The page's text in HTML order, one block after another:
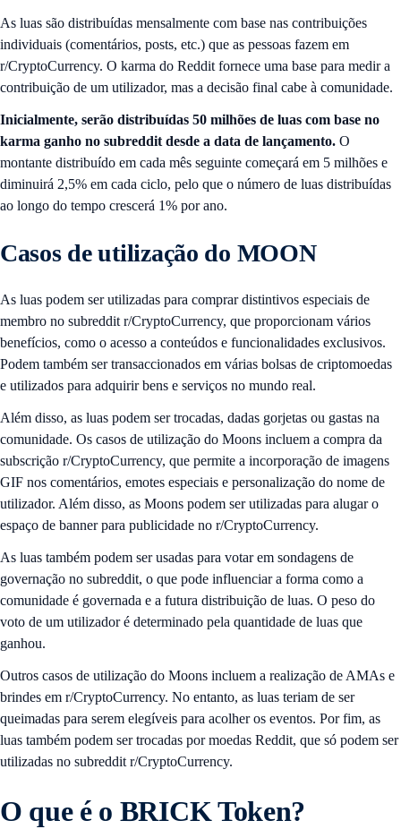
As luas são distribuídas mensalmente com base nas contribuições
individuais (comentários, posts, etc.) que as pessoas fazem em
r/CryptoCurrency. O karma do Reddit fornece uma base para medir a
contribuição de um utilizador, mas a decisão final cabe à comunidade.
Inicialmente, serão distribuídas 50 milhões de luas com base no
karma ganho no subreddit desde a data de lançamento. O
montante distribuído em cada mês seguinte começará em 5 milhões e
diminuirá 2,5% em cada ciclo, pelo que o número de luas distribuídas
ao longo do tempo crescerá 1% por ano.
Casos de utilização do MOON
As luas podem ser utilizadas para comprar distintivos especiais de
membro no subreddit r/CryptoCurrency, que proporcionam vários
benefícios, como o acesso a conteúdos e funcionalidades exclusivos.
Podem também ser transaccionados em várias bolsas de criptomoedas
e utilizados para adquirir bens e serviços no mundo real.
Além disso, as luas podem ser trocadas, dadas gorjetas ou gastas na
comunidade. Os casos de utilização do Moons incluem a compra da
subscrição r/CryptoCurrency, que permite a incorporação de imagens
GIF nos comentários, emotes especiais e personalização do nome de
utilizador. Além disso, as Moons podem ser utilizadas para alugar o
espaço de banner para publicidade no r/CryptoCurrency.
As luas também podem ser usadas para votar em sondagens de
governação no subreddit, o que pode influenciar a forma como a
comunidade é governada e a futura distribuição de luas. O peso do
voto de um utilizador é determinado pela quantidade de luas que
ganhou.
Outros casos de utilização do Moons incluem a realização de AMAs e
brindes em r/CryptoCurrency. No entanto, as luas teriam de ser
queimadas para serem elegíveis para acolher os eventos. Por fim, as
luas também podem ser trocadas por moedas Reddit, que só podem ser
utilizadas no subreddit r/CryptoCurrency.
O que é o BRICK Token?